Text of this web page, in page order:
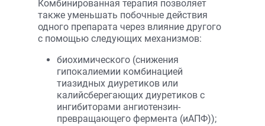
Комбинированная терапия позволяет
также уменьшать побочные действия
одного препарата через влияние другого
с помощью следующих механизмов:
биохимического (снижения
гипокалиемии комбинацией
тиазидных диуретиков или
калийсберегающих диуретиков с
ингибиторами ангиотензин-
превращающего фермента (иАПФ));